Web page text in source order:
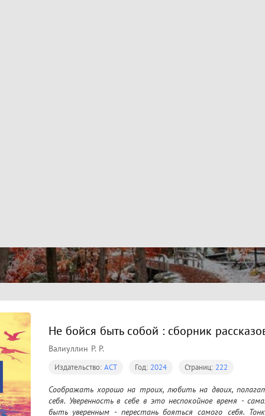
Не бойся быть собой : сборник
Валиуллин Р. Р.
Издательство: АСТ Год: 2024 Страниц: 222
Соображать хорошо на троих, любить на двоих,
себя. Уверенность в себе в это неспокойное время -
быть уверенным - перестань бояться самого себя.